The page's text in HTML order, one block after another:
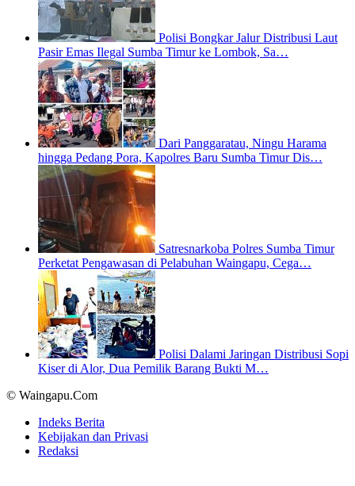
Polisi Bongkar Jalur Distribusi Laut
Pasir Emas Ilegal Sumba Timur ke Lombok, Sa…
Dari Panggaratau, Ningu Harama
hingga Pedang Pora, Kapolres Baru Sumba Timur Dis…
Satresnarkoba Polres Sumba Timur
Perketat Pengawasan di Pelabuhan Waingapu, Cega…
Polisi Dalami Jaringan Distribusi Sopi
Kiser di Alor, Dua Pemilik Barang Bukti M…
© Waingapu.Com
Indeks Berita
Kebijakan dan Privasi
Redaksi